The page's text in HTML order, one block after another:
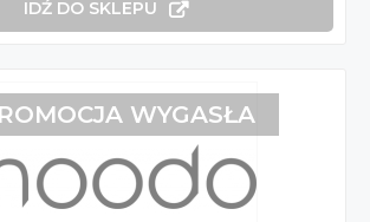
IDŹ DO SKLEPU
WYGASŁA